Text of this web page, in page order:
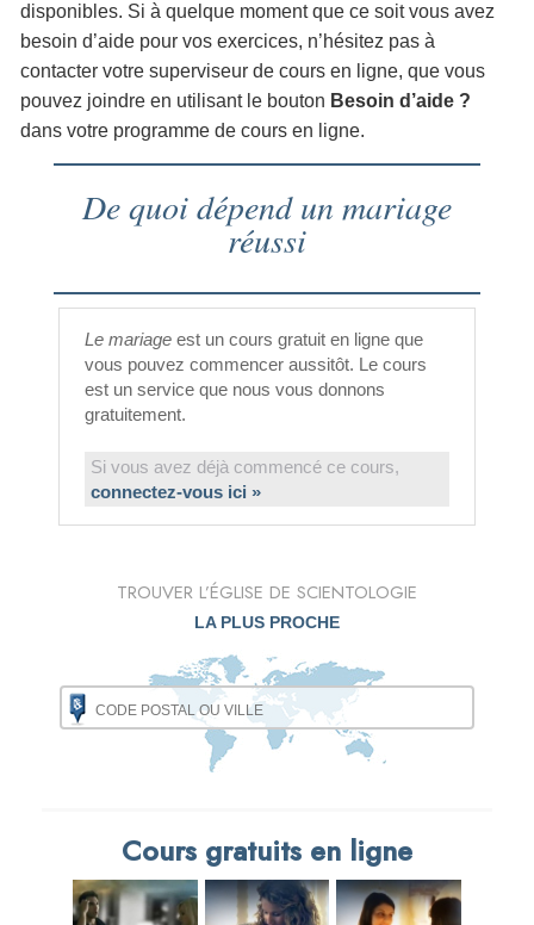
disponibles. Si à quelque moment que ce soit vous avez
besoin d’aide pour vos exercices, n’hésitez pas à
contacter votre superviseur de cours en ligne, que vous
pouvez joindre en utilisant le bouton Besoin d’aide ?
dans votre programme de cours en ligne.
De quoi dépend un mariage
réussi
Le mariage est un cours gratuit en ligne que
vous pouvez commencer aussitôt. Le cours
est un service que nous vous donnons
gratuitement.
Si vous avez déjà commencé ce cours,
connectez-vous ici »
TROUVER L’ÉGLISE DE SCIENTOLOGIE
LA PLUS PROCHE
Cours gratuits en ligne